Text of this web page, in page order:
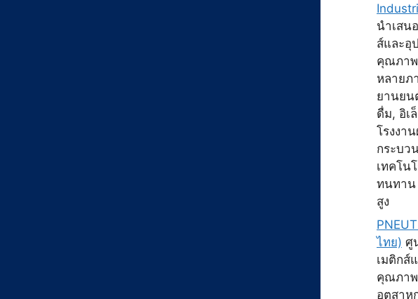
นำเสน
ส์และอุ
คุณภาพ
หลายภ
ยานยน
ดื่ม, อิเ
โรงงา
กระบว
เทคโน
ทนทาน
สูง
ไทย) ศู
เมติกส์
คุณภาพ
อุตสาห